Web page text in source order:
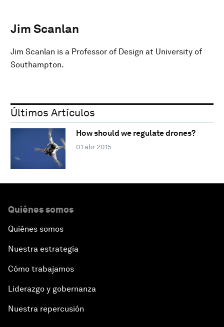
Jim Scanlan
Jim Scanlan is a Professor of Design at University of
Southampton.
Últimos Artículos
How should we regulate drones?
01 abr 2015
Quiénes somos
Quiénes somos
Nuestra estrategia
Cómo trabajamos
Liderazgo y gobernanza
Nuestra repercusión